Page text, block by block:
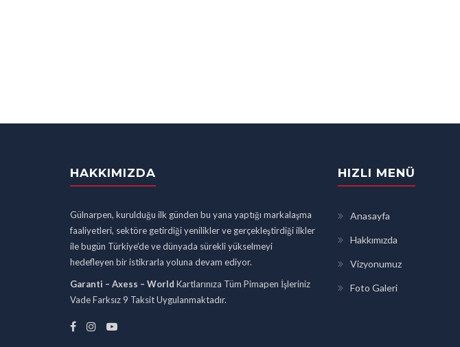
HAKKIMIZDA
Gülnarpen, kurulduğu ilk günden bu yana yaptığı markalaşma
faaliyetleri, sektöre getirdiği yenilikler ve gerçekleştirdiği ilkler
ile bugün Türkiye’de ve dünyada sürekli yükselmeyi
hedefleyen bir istikrarla yoluna devam ediyor.
Garanti – Axess – World Kartlarınıza Tüm Pimapen İşleriniz
Vade Farksız 9 Taksit Uygulanmaktadır.
HIZLI MENÜ
Anasayfa
Hakkımızda
Vizyonumuz
Foto Galeri